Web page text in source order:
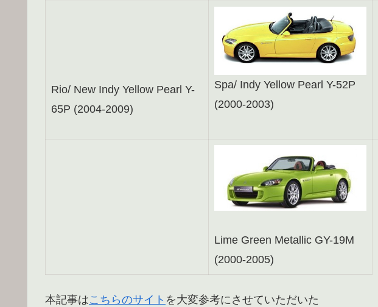
Rio/ New Indy Yellow Pearl Y-
65P (2004-2009)
Spa/ Indy Yellow Pearl Y-52P
(2000-2003)
Lime Green Metallic GY-19M
(2000-2005)
本記事はこちらのサイト を大変参考にさせていただいた